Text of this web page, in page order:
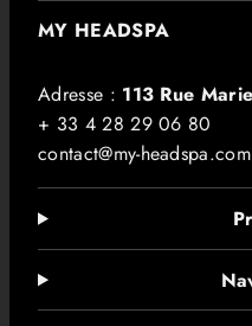
MY HEADSPA
Adresse : 113 Rue
+ 33 4 28 29 06 80
contact@my-headspa.com